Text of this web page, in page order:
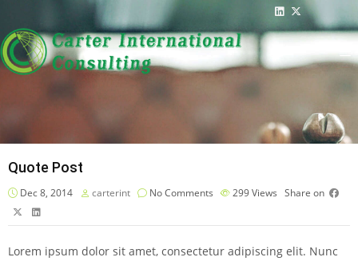
info@carterltd.co.uk
Quote Post
Dec 8, 2014 carterint No Comments 299Views Share on
Lorem ipsum dolor sit amet, consectetur adipiscing elit. Nunc